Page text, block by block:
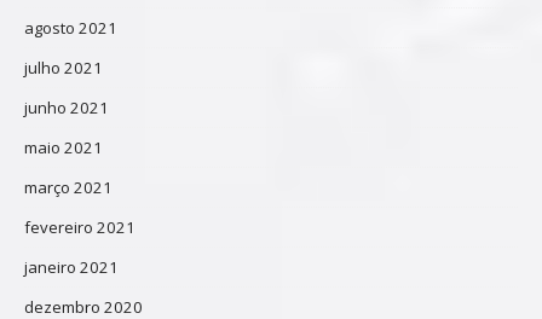
agosto 2021
julho 2021
junho 2021
maio 2021
março 2021
fevereiro 2021
janeiro 2021
dezembro 2020